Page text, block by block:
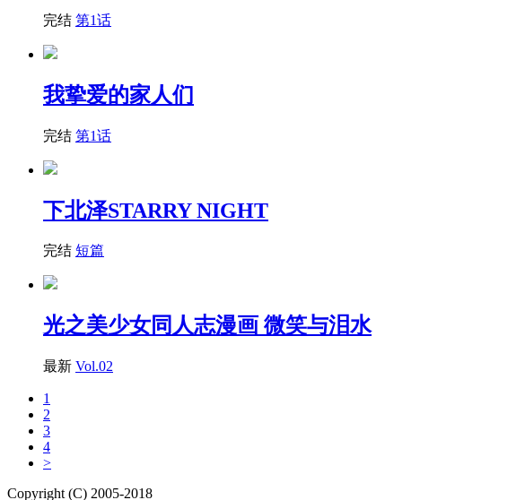
完结 第1话
我挚爱的家人们
完结 第1话
下北泽STARRY NIGHT
完结 短篇
光之美少女同人志漫画 微笑与泪水
最新 Vol.02
1
2
3
4
>
Copyright (C) 2005-2018